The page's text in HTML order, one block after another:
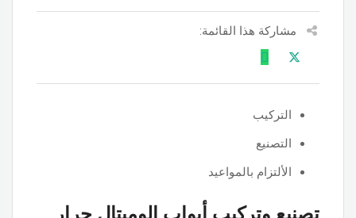
مشاركة هذا القائمة:
التركيب
التصنيع
الألتزام بالمواعيد